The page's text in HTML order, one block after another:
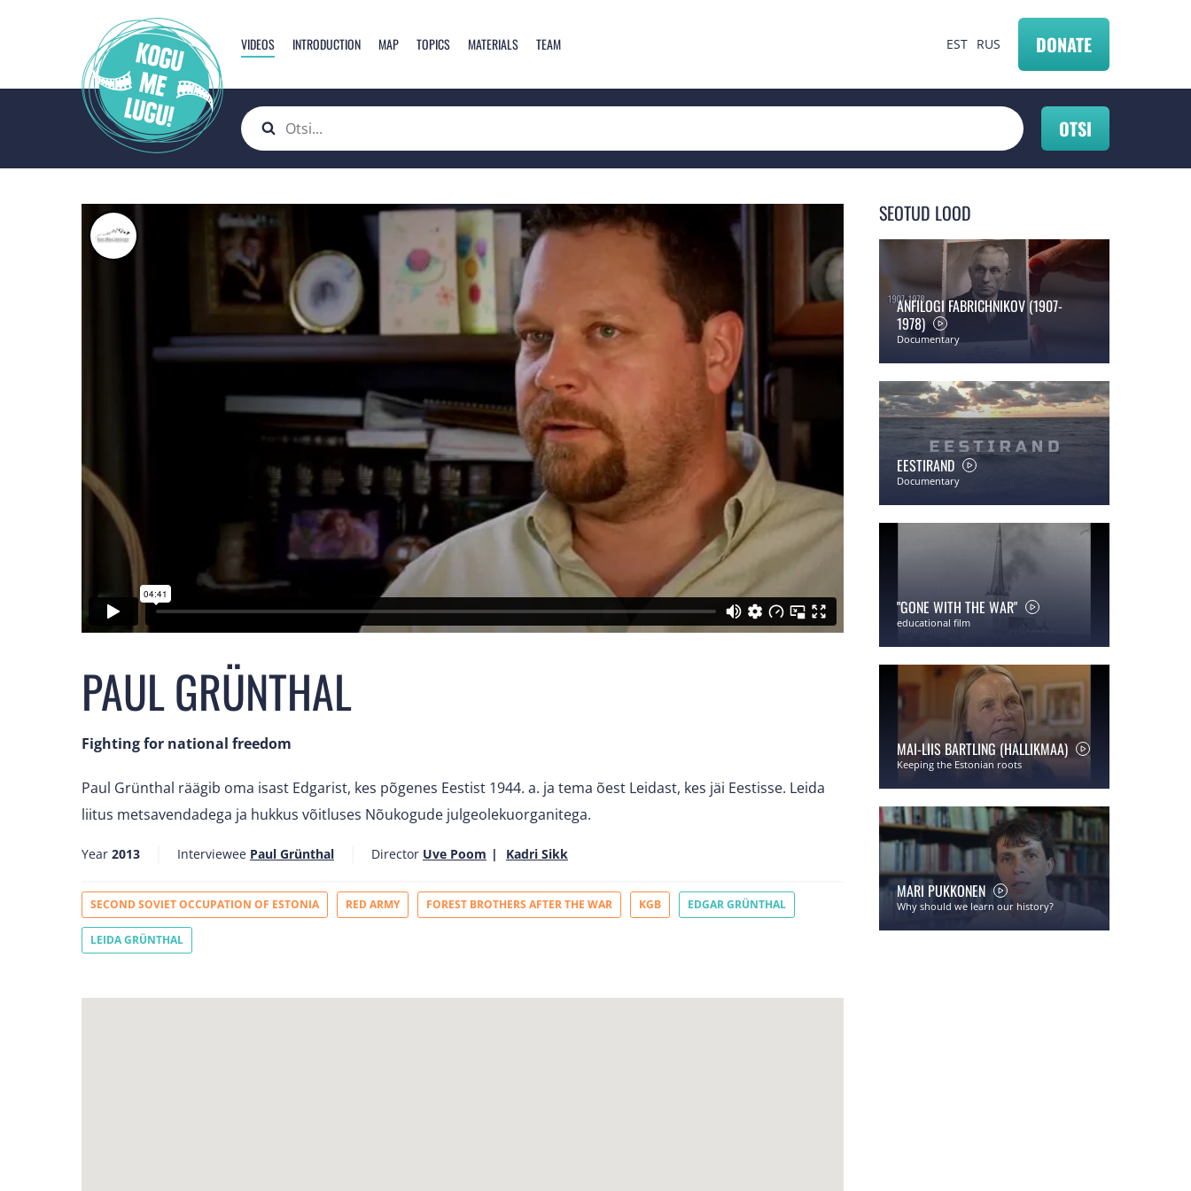
VIDEOS INTRODUCTION MAP TOPICS MATERIALS TEAM EST RUS DONATE
PAUL GRÜNTHAL
Fighting for national freedom
Paul Grünthal räägib oma isast Edgarist, kes põgenes Eestist 1944. a. ja tema õest Leidast, kes jäi Eestisse. Leida
liitus metsavendadega ja hukkus võitluses Nõukogude julgeolekuorganitega.
Year 2013 Interviewee Paul Grünthal Director Uve Poom Kadri Sikk
SECOND SOVIET OCCUPATION OF ESTONIA RED ARMY FOREST BROTHERS AFTER THE WAR KGB EDGAR GRÜNTHAL
LEIDA GRÜNTHAL
SEOTUD LOOD
ANFILOGI FABRICHNIKOV (1907-
1978)
Documentary
EESTIRAND
Documentary
"GONE WITH THE WAR"
educational film
MAI-LIIS BARTLING (HALLIKMAA)
Keeping the Estonian roots
MARI PUKKONEN
Why should we learn our history?